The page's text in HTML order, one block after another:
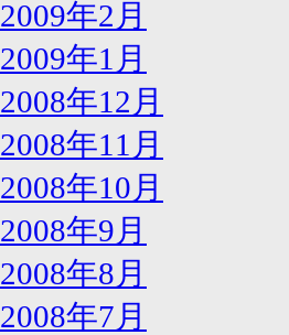
2009年2月
2009年1月
2008年12月
2008年11月
2008年10月
2008年9月
2008年8月
2008年7月